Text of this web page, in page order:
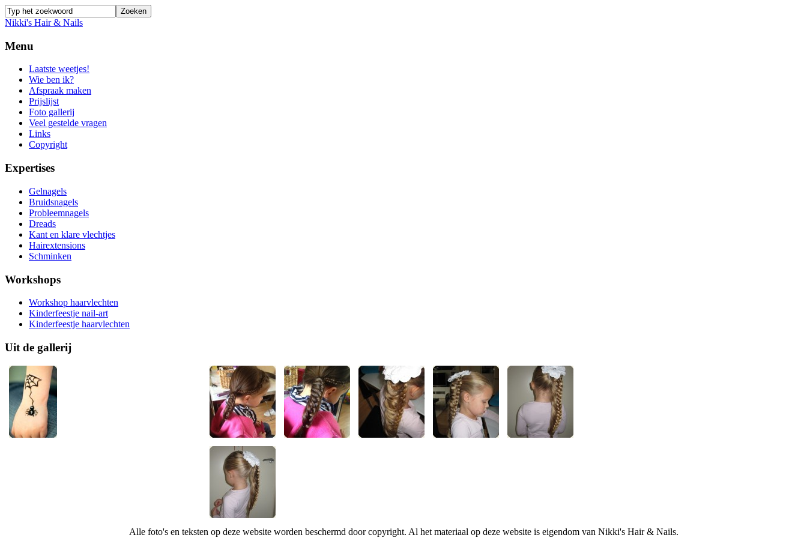
Nikki's Hair & Nails
Menu
Laatste weetjes!
Wie ben ik?
Afspraak maken
Prijslijst
Foto gallerij
Veel gestelde vragen
Links
Copyright
Expertises
Gelnagels
Bruidsnagels
Probleemnagels
Dreads
Kant en klare vlechtjes
Hairextensions
Schminken
Workshops
Workshop haarvlechten
Kinderfeestje nail-art
Kinderfeestje haarvlechten
Uit de gallerij
Alle foto's en teksten op deze website worden beschermd door copyright. Al het materiaal op deze website is eigendom van Nikki's Hair & Nails.